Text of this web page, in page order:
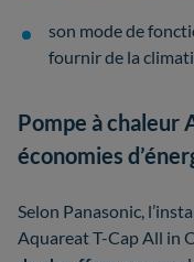
son mode de
fournir de la
Pompe à chaleur
économies
Selon Panasonic,
Aquareat T-Cap All in